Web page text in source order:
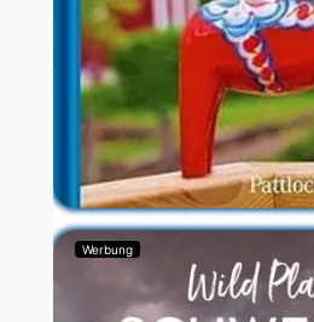
Werbung